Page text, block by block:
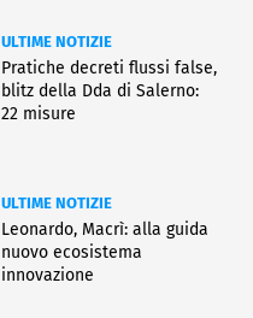
ULTIME NOTIZIE
Pratiche decreti flussi false,
blitz della Dda di Salerno:
22 misure
ULTIME NOTIZIE
Leonardo, Macrì: alla guida
nuovo ecosistema
innovazione